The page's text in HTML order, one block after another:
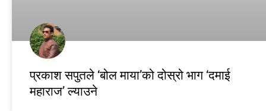
प्रकाश सपुतले ‘बोल माया’को दोस्रो भाग ‘दमाई
महाराज’ ल्याउने